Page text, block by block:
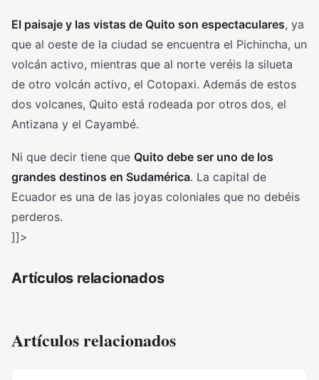
El paisaje y las vistas de Quito son espectaculares, ya
que al oeste de la ciudad se encuentra el Pichincha, un
volcán activo, mientras que al norte veréis la silueta
de otro volcán activo, el Cotopaxi. Además de estos
dos volcanes, Quito está rodeada por otros dos, el
Antizana y el Cayambé.
Ni que decir tiene que Quito debe ser uno de los
grandes destinos en Sudamérica. La capital de
Ecuador es una de las joyas coloniales que no debéis
perderos.
]]>
Artículos relacionados
Artículos relacionados